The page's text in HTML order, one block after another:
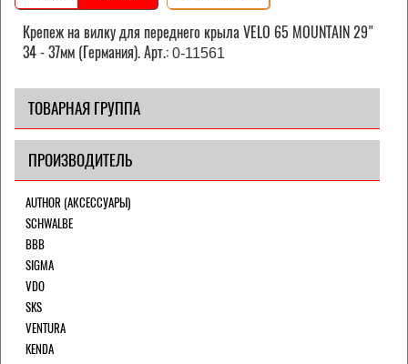
Крепеж на вилку для переднего крыла VELO 65 MOUNTAIN 29"
34 - 37мм (Германия). Арт.: 0-11561
ТОВАРНАЯ ГРУППА
ПРОИЗВОДИТЕЛЬ
AUTHOR (АКСЕССУАРЫ)
SCHWALBE
BBB
SIGMA
VDO
SKS
VENTURA
KENDA